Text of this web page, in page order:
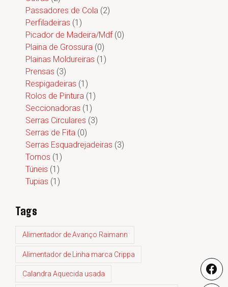
Passadores de Cola (2)
Perfiladeiras (1)
Picador de Madeira/Mdf (0)
Plaina de Grossura (0)
Plainas Moldureiras (1)
Prensas (3)
Respigadeiras (1)
Rolos de Pintura (1)
Seccionadoras (1)
Serras Circulares (3)
Serras de Fita (0)
Serras Esquadrejadeiras (3)
Tornos (1)
Túneis (1)
Tupias (1)
Tags
Alimentador de Avanço Raimann
Alimentador de Linha marca Crippa
Calandra Aquecida usada